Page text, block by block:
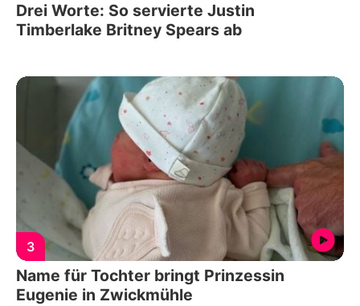
Drei Worte: So servierte Justin
Timberlake Britney Spears ab
3
Name für Tochter bringt Prinzessin
Eugenie in Zwickmühle